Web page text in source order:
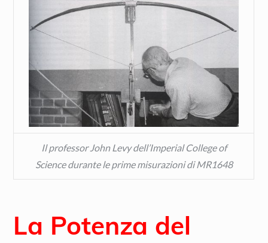
Il professor John Levy dell’Imperial College of
Science durante le prime misurazioni di MR1648
La Potenza del